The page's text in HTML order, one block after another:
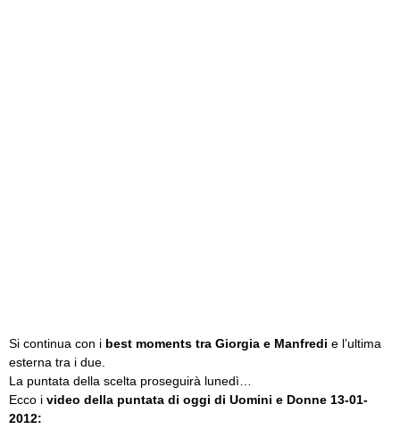
Si continua con i best moments tra Giorgia e Manfredi e l’ultima
esterna tra i due.
La puntata della scelta proseguirà lunedì…
Ecco i video della puntata di oggi di Uomini e Donne 13-01-
2012: